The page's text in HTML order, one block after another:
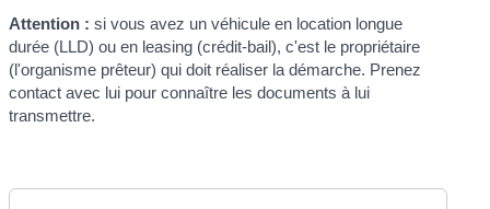
Attention : si vous avez un véhicule en location longue
durée (LLD) ou en leasing (crédit-bail), c'est le propriétaire
(l'organisme prêteur) qui doit réaliser la démarche. Prenez
contact avec lui pour connaître les documents à lui
transmettre.